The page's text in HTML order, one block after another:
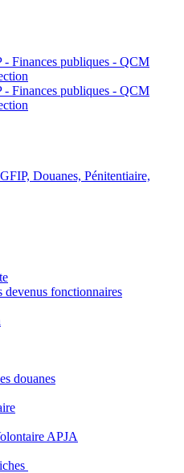
Douanes, Pénitentiaire,
devenus fonctionnaires
douanes
APJA